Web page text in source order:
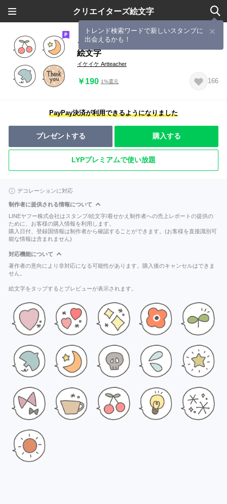
クリエイターズ絵文字
トレンド検索ワードで新しいスタンプに
出会えるかも！
シンプルかわいい大人の北欧ふきだし
絵文字
イケイケ Artteacher
￥190 1%還元 166
PayPay決済が利用できるようになりました
プレゼントする 購入する
LYPプレミアムで使い放題
デコレーションに対応
制作者に提供される情報について
LINEヤフー株式会社はスタンプ/絵文字/着せかえ制作者への売上レポートの提供の
ために、お客様の購入情報を利用します。
購入日付、登録国情報は制作者から確認することができます。(お客様を直接識別可
能な情報は含まれません)
対応機能について
著作者の意向により非対応になる可能性があります。購入後のキャンセルはできま
せん。
絵文字をタップするとプレビューが表示されます。